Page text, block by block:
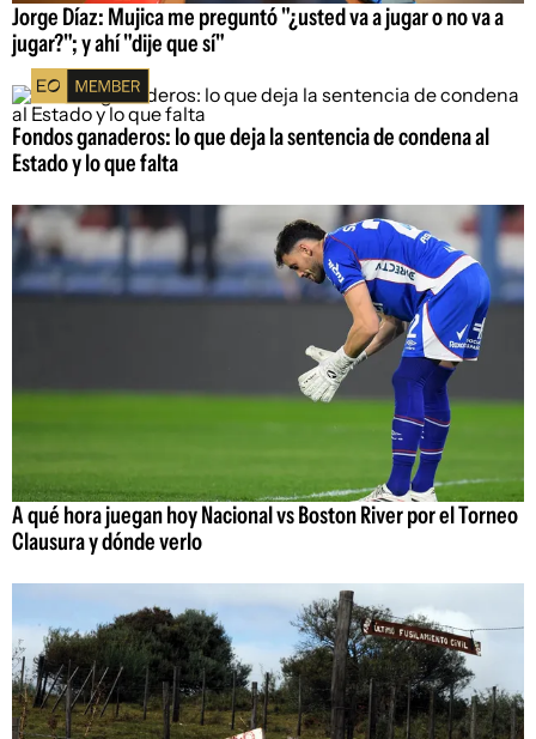
Jorge Díaz: Mujica me preguntó "¿usted va a jugar o no va a
jugar?"; y ahí "dije que sí"
Fondos ganaderos: lo que deja la sentencia de condena al
Estado y lo que falta
A qué hora juegan hoy Nacional vs Boston River por el Torneo
Clausura y dónde verlo